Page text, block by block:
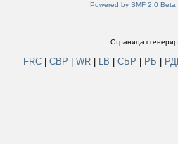
Powered by SMF 2.0 Beta
Страница
FRC СВР WR LB СБР РБ